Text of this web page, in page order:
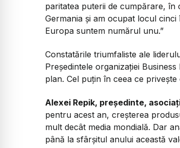
paritatea puterii de cumpărare,
Germania și am ocupat locul
Europa suntem numărul unu.”
Constatările triumfaliste ale
Președintele organizației
plan. Cel puțin în ceea ce
Alexei Repik, președinte,
pentru acest an, creșterea
mult decât media mondială. Dar
până la sfârșitul anului această